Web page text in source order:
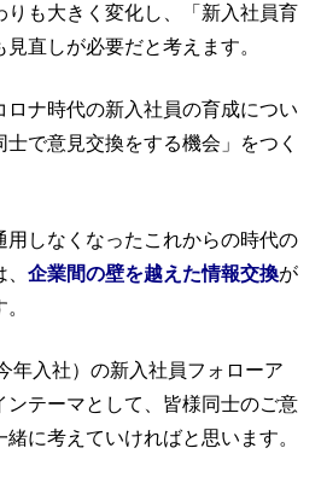
りも大きく変化し、「新入社員育
直しが必要だと考えます。
ロナ時代の新入社員の育成につい
で意見交換をする機会」をつく
用しなくなったこれからの時代の
企業間の壁を越えた情報交換が
年入社）の新入社員フォローア
ンテーマとして、皆様同士のご意
に考えていければと思います。